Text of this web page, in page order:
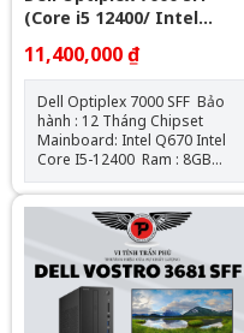
(Core i5 12400/ Intel
Q670/ 8GB/ 256GB SSD)
11,400,000 ₫
Dell Optiplex 7000 SFF Bảo
hành : 12 Tháng Chipset
Mainboard: Intel Q670 Intel
Core I5-12400 Ram : 8GB
DDR4 SSD : 256GB VGA: Đồ
họa HD Intel® 730 Hệ điều
hành: Chưa Bao Gồm